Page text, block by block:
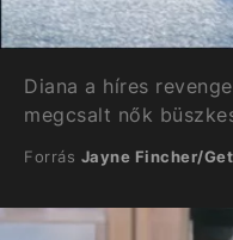
Diana a híres
megcsalt nők
Forrás Jayne Fincher/